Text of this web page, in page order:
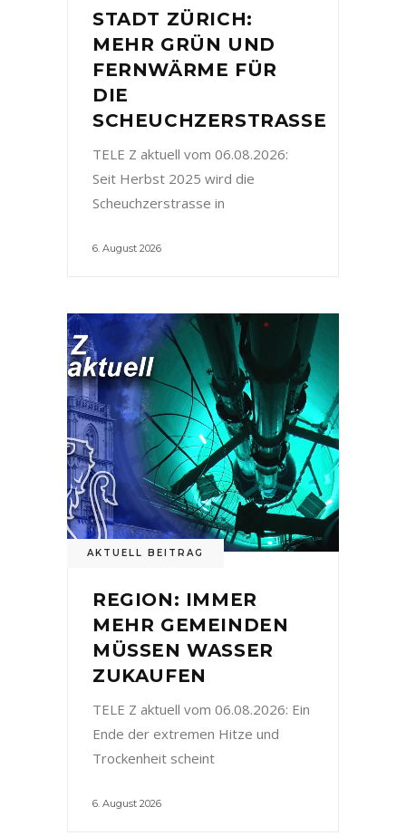
STADT ZÜRICH:
MEHR GRÜN UND
FERNWÄRME FÜR
DIE
SCHEUCHZERSTRASSE
TELE Z aktuell vom 06.08.2026:
Seit Herbst 2025 wird die
Scheuchzerstrasse in
6. August 2026
AKTUELL BEITRAG
REGION: IMMER
MEHR GEMEINDEN
MÜSSEN WASSER
ZUKAUFEN
TELE Z aktuell vom 06.08.2026: Ein
Ende der extremen Hitze und
Trockenheit scheint
6. August 2026